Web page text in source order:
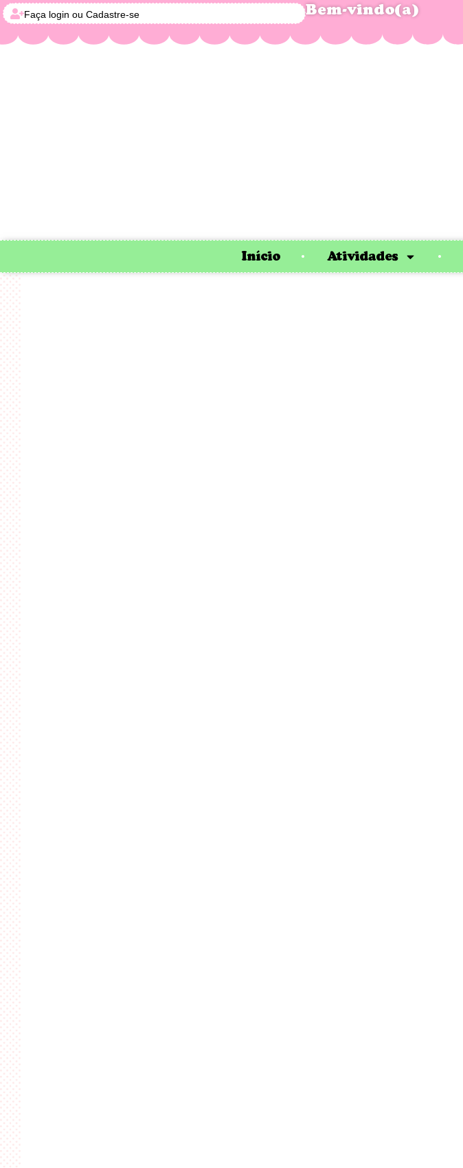
Faça login ou Cadastre-se Bem-vindo(a)
Início Atividades